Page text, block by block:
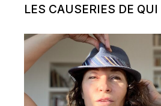
LES CAUSERIES DE QUI